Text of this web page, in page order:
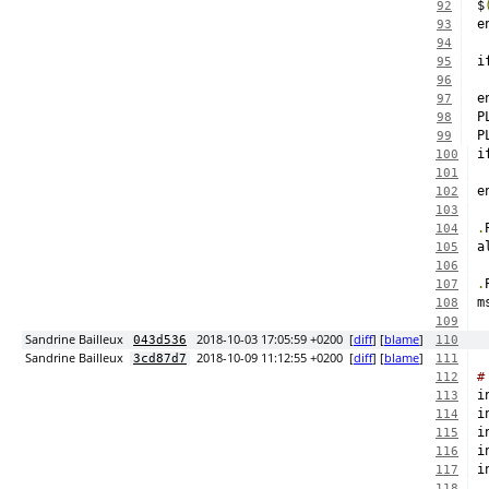
92 $
93
94
95
96
97
98
99
100
101
102
103
104
.
105
106
107
.
108
109
Sandrine Bailleux 043d536 2018-10-03 17:05:59 +0200 [diff] [blame] 110
Sandrine Bailleux 3cd87d7 2018-10-09 11:12:55 +0200 [diff] [blame]
111
112
#
113
114
115
116
117